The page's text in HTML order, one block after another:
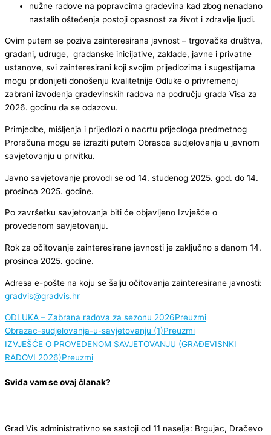
nužne radove na popravcima građevina kad zbog nenadano
nastalih oštećenja postoji opasnost za život i zdravlje ljudi.
Ovim putem se poziva zainteresirana javnost – trgovačka društva,
građani, udruge, građanske inicijative, zaklade, javne i privatne
ustanove, svi zainteresirani koji svojim prijedlozima i sugestijama
mogu pridonijeti donošenju kvalitetnije Odluke o privremenoj
zabrani izvođenja građevinskih radova na području grada Visa za
2026. godinu da se odazovu.
Primjedbe, mišljenja i prijedlozi o nacrtu prijedloga predmetnog
Proračuna mogu se izraziti putem Obrasca sudjelovanja u javnom
savjetovanju u privitku.
Javno savjetovanje provodi se od 14. studenog 2025. god. do 14.
prosinca 2025. godine.
Po završetku savjetovanja biti će objavljeno Izvješće o
provedenom savjetovanju.
Rok za očitovanje zainteresirane javnosti je zaključno s danom 14.
prosinca 2025. godine.
Adresa e-pošte na koju se šalju očitovanja zainteresirane javnosti:
gradvis@gradvis.hr
ODLUKA – Zabrana radova za sezonu 2026Preuzmi
Obrazac-sudjelovanja-u-savjetovanju (1)Preuzmi
IZVJEŠĆE O PROVEDENOM SAVJETOVANJU (GRAĐEVISNKI
RADOVI 2026)Preuzmi
Sviđa vam se ovaj članak?
Grad Vis administrativno se sastoji od 11 naselja: Brgujac, Dračevo